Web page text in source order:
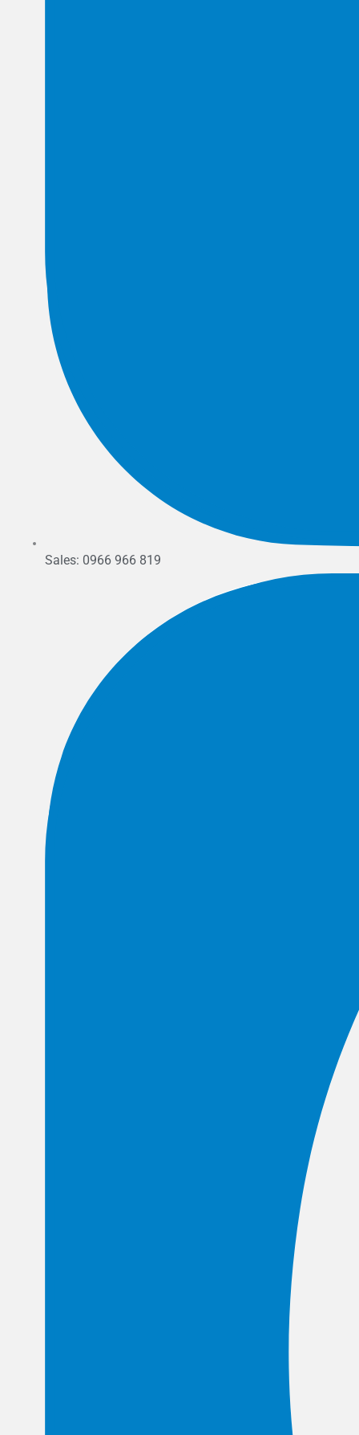
Sales: 0966 966 819